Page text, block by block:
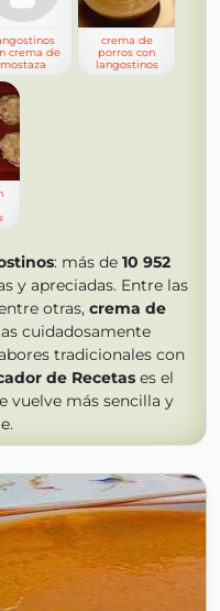
crema de
mostaza
crema de
porros con
langostinos
: más de 10 952
y apreciadas. Entre las
otras, crema de
cuidadosamente
tradicionales con
de Recetases el
vuelve más sencilla y